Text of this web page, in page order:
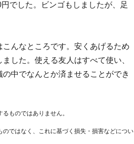
でした。ビンゴもしましたが、足
んなところです。安くあげるため
した。使える友人はすべて使い、
中でなんとか済ませることができ
ものではありません。
ではなく、これに基づく損失・損害などについ